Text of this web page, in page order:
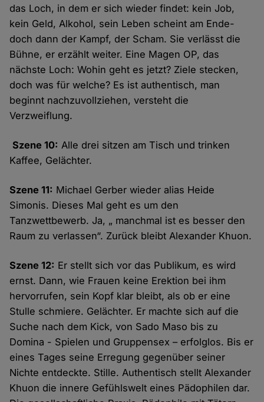
das Loch, in dem er sich wieder findet: kein Job,
kein Geld, Alkohol, sein Leben scheint am Ende-
doch dann der Kampf, der Scham. Sie verlässt die
Bühne, er erzählt weiter. Eine Magen OP, das
nächste Loch: Wohin geht es jetzt? Ziele stecken,
doch was für welche? Es ist authentisch, man
beginnt nachzuvollziehen, versteht die
Verzweiflung.
Szene 10: Alle drei sitzen am Tisch und trinken
Kaffee, Gelächter.
Szene 11: Michael Gerber wieder alias Heide
Simonis. Dieses Mal geht es um den
Tanzwettbewerb. Ja, „ manchmal ist es besser den
Raum zu verlassen“. Zurück bleibt Alexander Khuon.
Szene 12: Er stellt sich vor das Publikum, es wird
ernst. Dann, wie Frauen keine Erektion bei ihm
hervorrufen, sein Kopf klar bleibt, als ob er eine
Stulle schmiere. Gelächter. Er machte sich auf die
Suche nach dem Kick, von Sado Maso bis zu
Domina - Spielen und Gruppensex – erfolglos. Bis er
eines Tages seine Erregung gegenüber seiner
Nichte entdeckte. Stille. Authentisch stellt Alexander
Khuon die innere Gefühlswelt eines Pädophilen dar.